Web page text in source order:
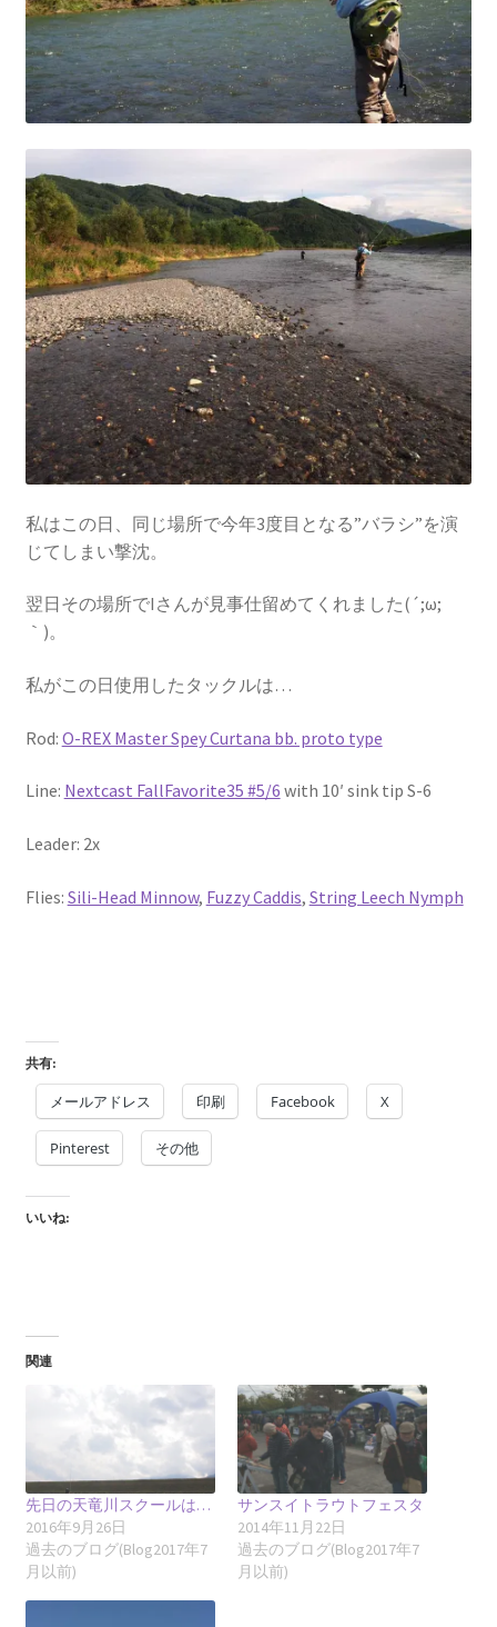
私はこの日、同じ場所で今年3度目となる”バラシ”を演
じてしまい撃沈。
翌日その場所でIさんが見事仕留めてくれました(´;ω;
｀)。
私がこの日使用したタックルは…
Rod: O-REX Master Spey Curtana bb. proto type
Line: Nextcast FallFavorite35 #5/6 with 10′ sink tip S-6
Leader: 2x
Flies: Sili-Head Minnow, Fuzzy Caddis, String Leech Nymph
共有:
メールアドレス 印刷 Facebook X
Pinterest その他
いいね:
関連
先日の天竜川スクールは…
2016年9月26日
過去のブログ(Blog2017年7
月以前)
サンスイトラウトフェスタ
2014年11月22日
過去のブログ(Blog2017年7
月以前)